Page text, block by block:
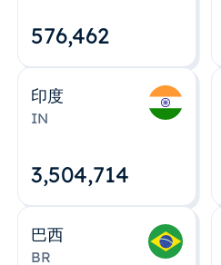
576,463
印度
IN
3,504,715
巴西
BR